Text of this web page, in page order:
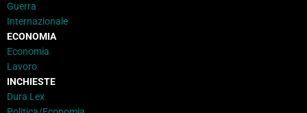
Guerra
Internazionale
ECONOMIA
Economia
Lavoro
INCHIESTE
Dura Lex